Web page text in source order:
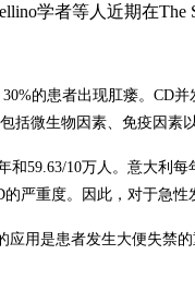
学者等人近期在The
30%的患者出现肛瘘。 CD并
括微生物因素、免疫因素
和59.63/10万人。意大利每
的严重度。因此，对于急性
用是患者发生大便失禁